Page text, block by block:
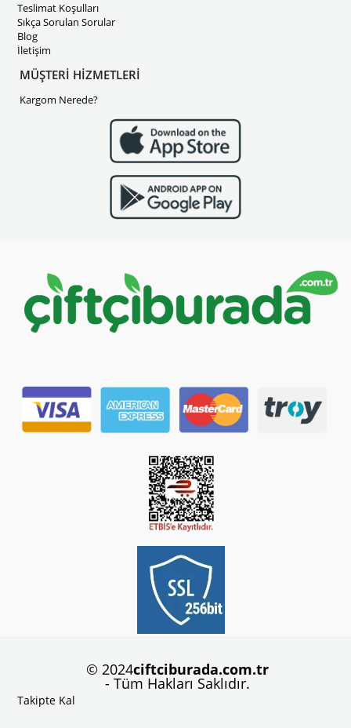
Teslimat Koşulları
Sıkça Sorulan Sorular
Blog
İletişim
MÜŞTERİ HİZMETLERİ
Kargom Nerede?
© 2024ciftciburada.com.tr
- Tüm Hakları Saklıdır.
Takipte Kal